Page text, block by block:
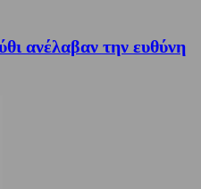
ανέλαβαν την ευθύνη